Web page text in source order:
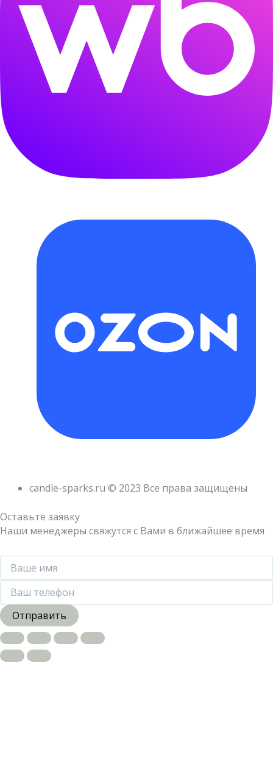
candle-sparks.ru © 2023 Все права защищены
Оставьте заявку
Наши менеджеры свяжутся с Вами в ближайшее время
Отправить